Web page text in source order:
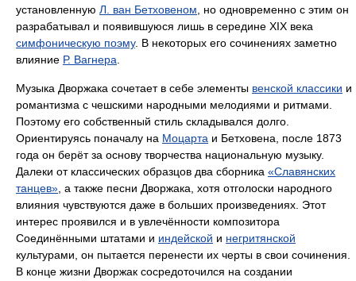
установленную Л. ван Бетховеном , но одновременно с этим он
разрабатывал и появившуюся лишь в середине XIX века
симфоническую поэму. В некоторых его сочинениях заметно
влияние Р. Вагнера
Музыка Дворжака сочетает в себе элементы венской классики и
романтизма с чешскими народными мелодиями и ритмами.
Поэтому его собственный стиль складывался долго.
Ориентируясь поначалу на Моцарта и Бетховена, после 1873
года он берёт за основу творчества национальную музыку.
Далеки от классических образцов два сборника «Славянских
танцев» , а также песни Дворжака, хотя отголоски народного
влияния чувствуются даже в больших произведениях. Этот
интерес проявился и в увлечённости композитора
Соединёнными штатами и индейской и негритянской
культурами, он пытается перенести их черты в свои сочинения.
В конце жизни Дворжак сосредоточился на создании